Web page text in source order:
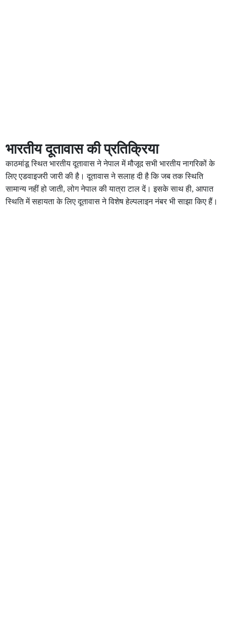
भारतीय दूतावास की प्रतिक्रिया
काठमांडू स्थित भारतीय दूतावास ने नेपाल में मौजूद सभी भारतीय नागरिकों के
लिए एडवाइजरी जारी की है। दूतावास ने सलाह दी है कि जब तक स्थिति
सामान्य नहीं हो जाती, लोग नेपाल की यात्रा टाल दें। इसके साथ ही, आपात
स्थिति में सहायता के लिए दूतावास ने विशेष हेल्पलाइन नंबर भी साझा किए हैं।